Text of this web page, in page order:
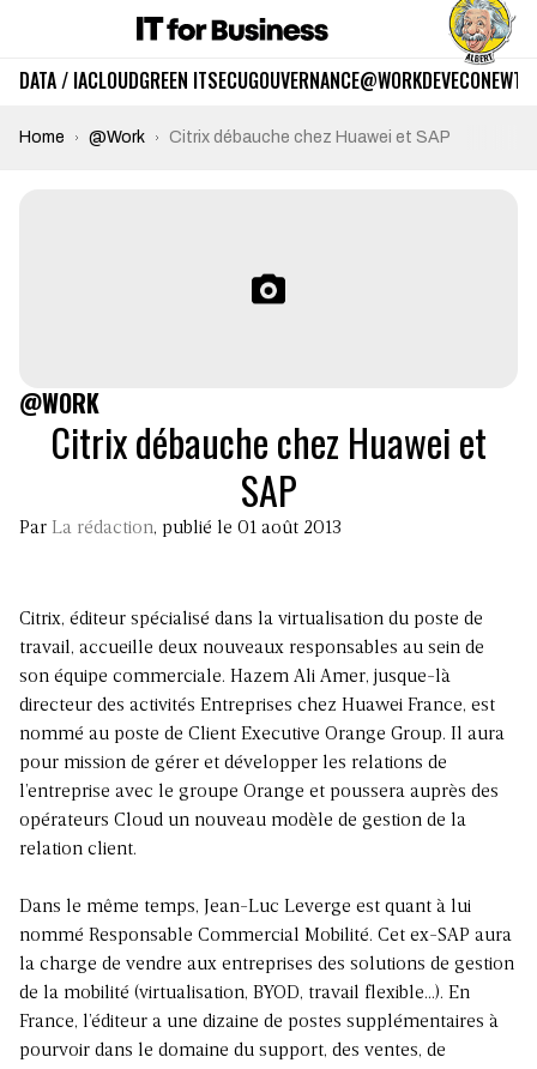
DATA / IACLOUDGREEN ITSECUGOUVERNANCE@WORKDEVECO
Home @Work Citrix débauche chez Huawei et SAP
@WORK
Citrix débauche chez Huawei et
SAP
Par La rédaction, publié le 01 août 2013
Citrix, éditeur spécialisé dans la virtualisation du poste de
travail, accueille deux nouveaux responsables au sein de
son équipe commerciale. Hazem Ali Amer, jusque-là
directeur des activités Entreprises chez Huawei France, est
nommé au poste de Client Executive Orange Group. Il aura
pour mission de gérer et développer les relations de
l’entreprise avec le groupe Orange et poussera auprès des
opérateurs Cloud un nouveau modèle de gestion de la
relation client.
Dans le même temps, Jean-Luc Leverge est quant à lui
nommé Responsable Commercial Mobilité. Cet ex-SAP aura
la charge de vendre aux entreprises des solutions de gestion
de la mobilité (virtualisation, BYOD, travail flexible…). En
France, l’éditeur a une dizaine de postes supplémentaires à
pourvoir dans le domaine du support, des ventes, de